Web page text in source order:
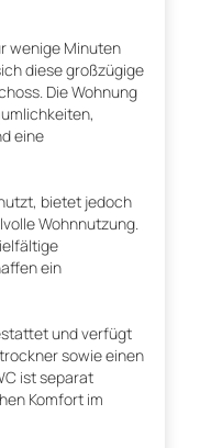
wenige Minuten
diese großzügige
Die Wohnung
eine
bietet jedoch
Wohnnutzung.
ein
und verfügt
sowie einen
ist separat
Komfort im